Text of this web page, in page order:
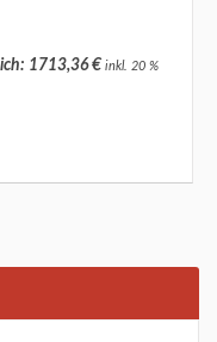
1713,36 € inkl. 20 %